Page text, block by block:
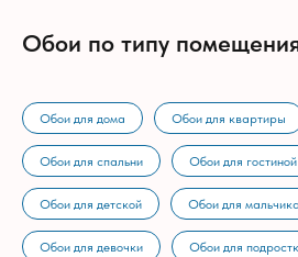
Обои по типу
Обои для дома Обои для квартиры
Обои для спальни Обои для гостиной
Обои для детской Обои для мальчика
Обои для девочки Обои для